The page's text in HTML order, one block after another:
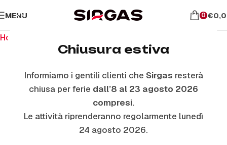
Chiusura estiva
Informiamo i gentili clienti che Sirgas resterà
chiusa per ferie dall’8 al 23 agosto 2026
compresi.
Le attività riprenderanno regolarmente lunedì
24 agosto 2026.
MENU 0 €
Home
ESAURITO